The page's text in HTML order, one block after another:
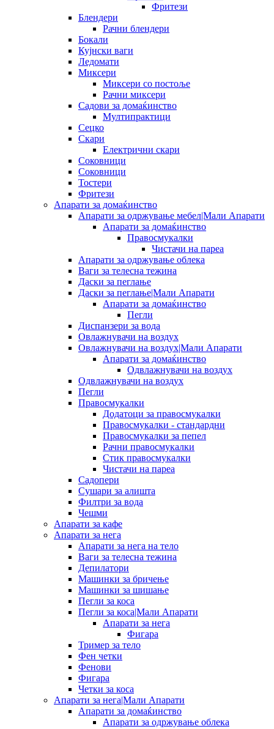
Фритези
Блендери
Рачни блендери
Бокали
Кујнски ваги
Ледомати
Миксери
Миксери со постоље
Рачни миксери
Садови за домаќинство
Мултипрактици
Сецко
Скари
Електрични скари
Соковници
Соковници
Тостери
Фритези
Апарати за домаќинство
Апарати за одржување мебел|Мали Апарати
Апарати за домаќинство
Правосмукалки
Чистачи на пареа
Апарати за одржување облека
Ваги за телесна тежина
Даски за пеглање
Даски за пеглање|Мали Апарати
Апарати за домаќинство
Пегли
Диспанзери за вода
Овлажнувачи на воздух
Овлажнувачи на воздух|Мали Апарати
Апарати за домаќинство
Одвлажнувачи на воздух
Одвлажнувачи на воздух
Пегли
Правосмукалки
Додатоци за правосмукалки
Правосмукалки - стандардни
Правосмукалки за пепел
Рачни правосмукалки
Стик правосмукалки
Чистачи на пареа
Садопери
Сушари за алишта
Филтри за вода
Чешми
Апарати за кафе
Апарати за нега
Апарати за нега на тело
Ваги за телесна тежина
Депилатори
Машинки за бричење
Машинки за шишање
Пегли за коса
Пегли за коса|Мали Апарати
Апарати за нега
Фигара
Тример за тело
Фен четки
Фенови
Фигара
Четки за коса
Апарати за нега|Мали Апарати
Апарати за домаќинство
Апарати за одржување облека